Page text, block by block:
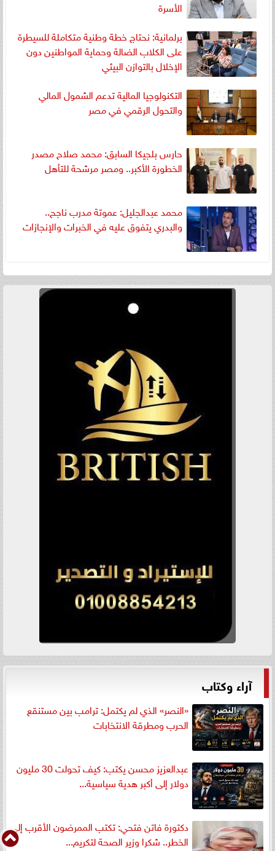
الأسرة
برلمانية: نحتاج خطة وطنية متكاملة للسيطرة
على الكلاب الضالة وحماية المواطنين دون
الإخلال بالتوازن البيئي
التكنولوجيا المالية تدعم الشمول المالي
والتحول الرقمي في مصر
حارس بلجيكا السابق: محمد صلاح مصدر
الخطورة الأكبر.. ومصر مرشحة للتأهل
محمد عبدالجليل: عموتة مدرب ناجح..
والبدري يتفوق عليه في الخبرات والإنجازات
آراء وكتاب
«النصر» الذي لم يكتمل: ترامب بين مستنقع
الحرب ومطرقة الانتخابات
عبدالعزيز محسن يكتب: كيف تحولت 30 مليون
دولار إلى أكبر هدية سياسية...
دكتورة فاتن فتحي: تكتب الممرضون الأقرب إلى
الخطر.. شكرا وزير الصحة لتكريم...